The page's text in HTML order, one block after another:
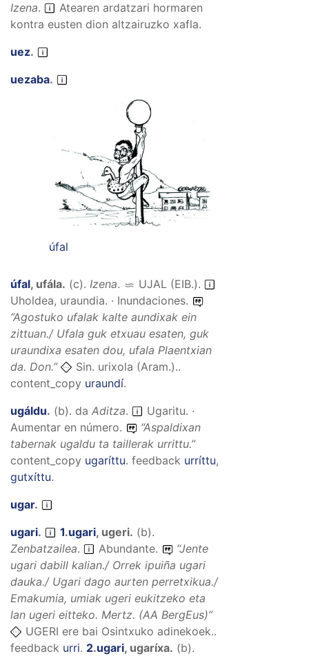
Izena.
Atearen ardatzari hormaren
kontra eusten dion altzairuzko xafla.
uez.
uezaba.
úfal
úfal, ufála. (c). Izena. UJAL (EIB.).
Uholdea, uraundia. · Inundaciones.
“Agostuko ufalak kalte aundixak ein
zittuan./ Ufala guk etxuau esaten, guk
uraundixa esaten dou, ufala Plaentxian
da. Don.”
Sin. urixola (Aram.)..
content_copy uraundí.
ugáldu. (b). da Aditza.
Ugaritu. ·
Aumentar en número.
“Aspaldixan
tabernak ugaldu ta taillerak urrittu.”
content_copy ugaríttu. feedback urríttu,
gutxíttu.
ugar.
ugari. 1.ugari, ugeri. (b).
Zenbatzailea. Abundante. “Jente
ugari dabill kalian./ Orrek ipuiña ugari
dauka./ Ugari dago aurten perretxikua./
Emakumia, umiak ugeri eukitzeko eta
lan ugeri eitteko. Mertz. (AA BergEus)”
UGERI ere bai Osintxuko adinekoek..
feedback urri. 2.ugari, ugaríxa. (b).